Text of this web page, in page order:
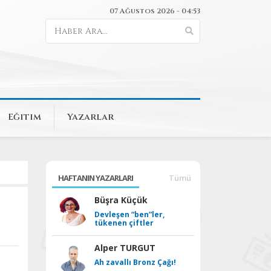
07 Ağustos 2026 - 04:53
Eğitim Yazarlar
HAFTANIN YAZARLARI Tümü
Büşra Küçük
Devleşen “ben”ler,
tükenen çiftler
Alper TURGUT
Ah zavallı Bronz Çağı!